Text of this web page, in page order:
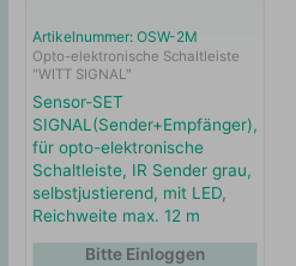
Artikelnummer: OSW-2M
Opto-elektronische Schaltleiste
"WITT SIGNAL"
Sensor-SET
SIGNAL(Sender+Empfänger),
für opto-elektronische
Schaltleiste, IR Sender grau,
selbstjustierend, mit LED,
Reichweite max. 12 m
Bitte Einloggen